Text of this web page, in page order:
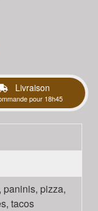
Livraison
pour 18h45
paninis, pizza,
tacos